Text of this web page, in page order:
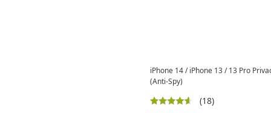
iPhone 14 / iPhone 13 / 13 Pro
(Anti-Spy)
(18)